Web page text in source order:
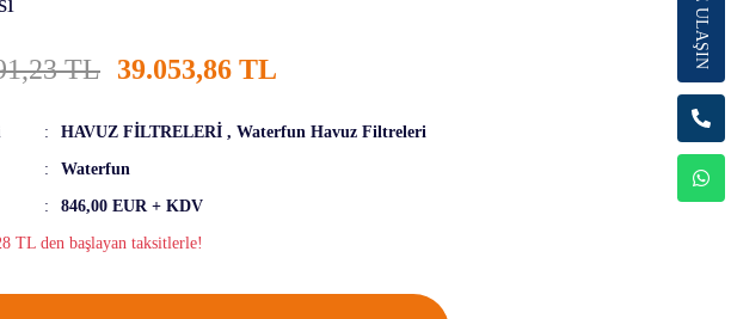
TL 39.053,86 TL
HAVUZ FİLTRELERİ , Waterfun Havuz Filtreleri
Waterfun
846,00 EUR + KDV
TL den başlayan taksitlerle!